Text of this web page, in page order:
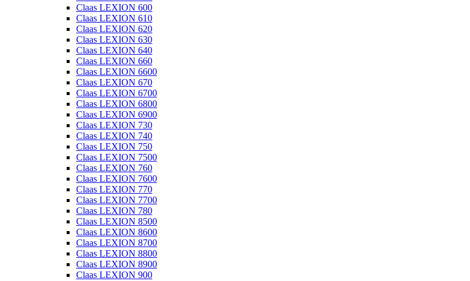
Claas LEXION 600
Claas LEXION 610
Claas LEXION 620
Claas LEXION 630
Claas LEXION 640
Claas LEXION 660
Claas LEXION 6600
Claas LEXION 670
Claas LEXION 6700
Claas LEXION 6800
Claas LEXION 6900
Claas LEXION 730
Claas LEXION 740
Claas LEXION 750
Claas LEXION 7500
Claas LEXION 760
Claas LEXION 7600
Claas LEXION 770
Claas LEXION 7700
Claas LEXION 780
Claas LEXION 8500
Claas LEXION 8600
Claas LEXION 8700
Claas LEXION 8800
Claas LEXION 8900
Claas LEXION 900